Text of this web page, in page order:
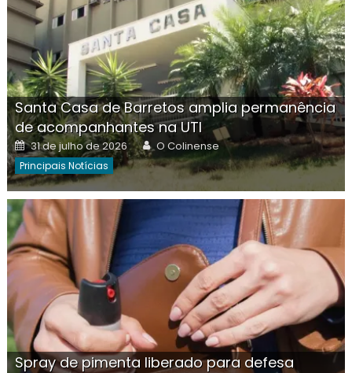
Santa Casa de Barretos amplia permanência
de acompanhantes na UTI
Posted
on
31 de julho de 2026 Author
O Colinense
Principais Notícias
Spray de pimenta liberado para defesa